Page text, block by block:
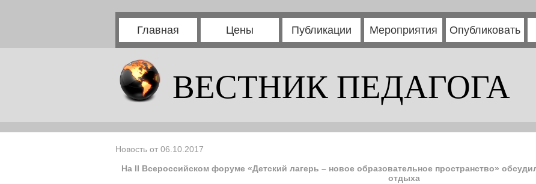
Главная Цены Публикации Мероприятия Опубликовать
ВЕСТНИК ПЕДАГОГА
Новость от 06.10.2017
На II Всероссийском форуме «Детский лагерь – новое образовательное пространство»
отдыха